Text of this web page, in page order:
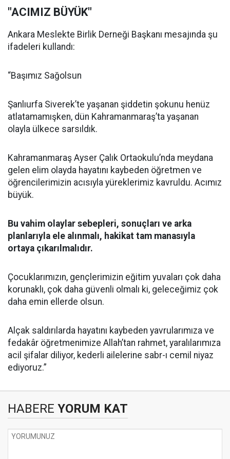
"ACIMIZ BÜYÜK"
Ankara Meslekte Birlik Derneği Başkanı mesajında şu
ifadeleri kullandı:
“Başımız Sağolsun
Şanlıurfa Siverek’te yaşanan şiddetin şokunu henüz
atlatamamışken, dün Kahramanmaraş’ta yaşanan
olayla ülkece sarsıldık.
Kahramanmaraş Ayser Çalık Ortaokulu’nda meydana
gelen elim olayda hayatını kaybeden öğretmen ve
öğrencilerimizin acısıyla yüreklerimiz kavruldu. Acımız
büyük.
Bu vahim olaylar sebepleri, sonuçları ve arka
planlarıyla ele alınmalı, hakikat tam manasıyla
ortaya çıkarılmalıdır.
Çocuklarımızın, gençlerimizin eğitim yuvaları çok daha
korunaklı, çok daha güvenli olmalı ki, geleceğimiz çok
daha emin ellerde olsun.
Alçak saldırılarda hayatını kaybeden yavrularımıza ve
fedakâr öğretmenimize Allah’tan rahmet, yaralılarımıza
acil şifalar diliyor, kederli ailelerine sabr-ı cemil niyaz
ediyoruz.”
HABERE YORUM KAT